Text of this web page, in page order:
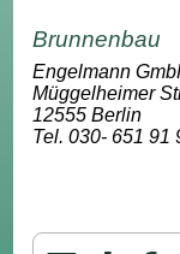
Brunnenbau
Engelmann
Müggelheimer
12555 Berlin
Tel. 030- 651 91